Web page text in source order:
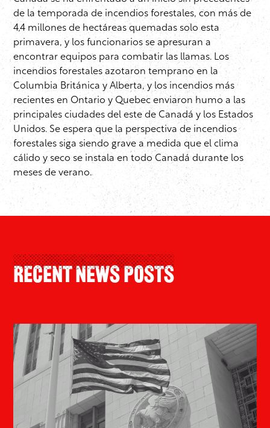
de la temporada de incendios forestales, con más de
4,4 millones de hectáreas quemadas solo esta
primavera, y los funcionarios se apresuran a
encontrar equipos para combatir las llamas. Los
incendios forestales azotaron temprano en la
Columbia Británica y Alberta, y los incendios más
recientes en Ontario y Quebec enviaron humo a las
principales ciudades del este de Canadá y los Estados
Unidos. Se espera que la perspectiva de incendios
forestales siga siendo grave a medida que el clima
cálido y seco se instala en todo Canadá durante los
meses de verano.
Recent News Posts